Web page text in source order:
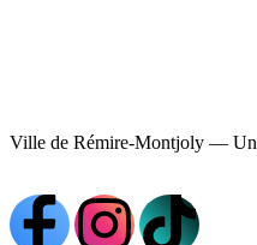
Ville de Rémire-Montjoly —